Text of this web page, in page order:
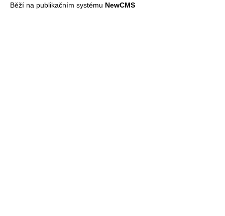
Běží na publikačním systému NewCMS